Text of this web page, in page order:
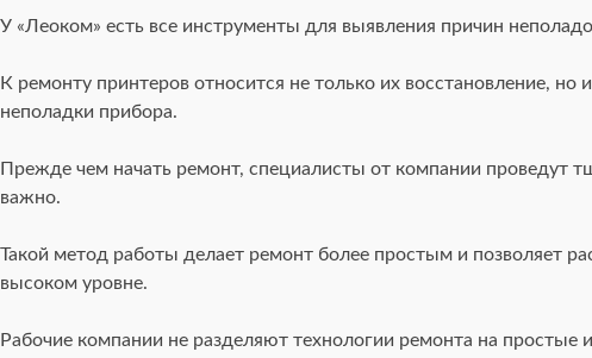
У «Леоком» есть все инструменты для выявления причин
К ремонту принтеров относится не только их восстановление,
неполадки прибора.
Прежде чем начать ремонт, специалисты от компании проведут
важно.
Такой метод работы делает ремонт более простым и позволяет
высоком уровне.
Рабочие компании не разделяют технологии ремонта на